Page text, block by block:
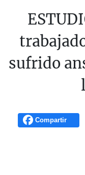
sufrido
Compartir